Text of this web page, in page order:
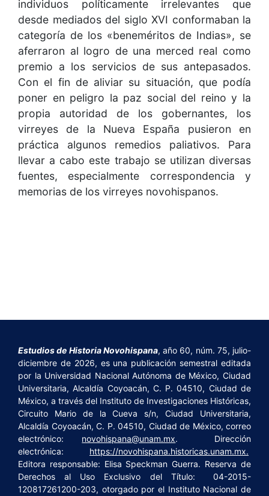
individuos políticamente irrelevantes que
desde mediados del siglo XVI conformaban la
categoría de los «beneméritos de Indias», se
aferraron al logro de una merced real como
premio a los servicios de sus antepasados.
Con el fin de aliviar su situación, que podía
poner en peligro la paz social del reino y la
propia autoridad de los gobernantes, los
virreyes de la Nueva España pusieron en
práctica algunos remedios paliativos. Para
llevar a cabo este trabajo se utilizan diversas
fuentes, especialmente correspondencia y
memorias de los virreyes novohispanos.
Estudios de Historia Novohispana, año 60, núm. 75, julio-
diciembre de 2026, es una publicación semestral editada
por la Universidad Nacional Autónoma de México, Ciudad
Universitaria, Alcaldía Coyoacán, C. P. 04510, Ciudad de
México, a través del Instituto de Investigaciones Históricas,
Circuito Mario de la Cueva s/n, Ciudad Universitaria,
Alcaldía Coyoacán, C. P. 04510, Ciudad de México, correo
electrónico: novohispana@unam.mx. Dirección
electrónica: https://novohispana.historicas.unam.mx.
Editora responsable: Elisa Speckman Guerra. Reserva de
Derechos al Uso Exclusivo del Título: 04-2015-
120817261200-203, otorgado por el Instituto Nacional de